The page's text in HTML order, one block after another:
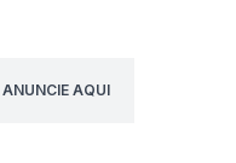
ANUNCIE AQUI